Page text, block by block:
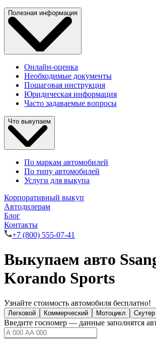
Полезная информация
Онлайн-оценка
Необходимые документы
Пошаговая инструкция
Юридическая информация
Часто задаваемые вопросы
Что выкупаем
По маркам автомобилей
По типу автомобилей
Услуги для выкупа
Корпоративный выкуп
Автодилерам
Блог
Контакты
+7 (800) 555-07-41
Выкупаем авто
Korando Sports
Узнайте стоимость автомобиля бесплатно!
Легковой Коммерческий Мотоцикл Скутер
Введите госномер — данные заполнятся